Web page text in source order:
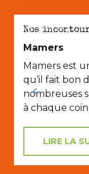
EN COUPLE
Nos
Mamers
Mamers est
qu’il fait bon
nombreuses
à chaque coin
LIRE LA